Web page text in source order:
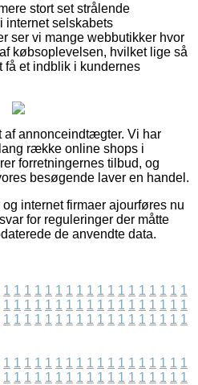
stort set strålende
internet selskabets
ser vi mange webbutikker hvor
købsoplevelsen, hvilket lige så
få et indblik i kundernes
af annonceindtægter. Vi har
række online shops i
forretningernes tilbud, og
besøgende laver en handel.
internet firmaer ajourføres nu
for reguleringer der måtte
de anvendte data.
1 1 1 1 1 1 1 1 1 1 1 1 1 1 1 1 1 1
1 1 1 1 1 1 1 1 1 1 1 1 1 1 1 1 1 1
1 1 1 1 1 1 1 1 1 1 1 1 1 1 1 1 1 1
1 1 1 1 1 1 1 1 1 1 1 1 1 1 1 1 1 1
1 1 1 1 1 1 1 1 1 1 1 1 1 1 1 1 1 1